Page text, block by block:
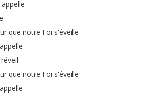
que notre Foi s'éveille
réveil
que notre Foi s'éveille